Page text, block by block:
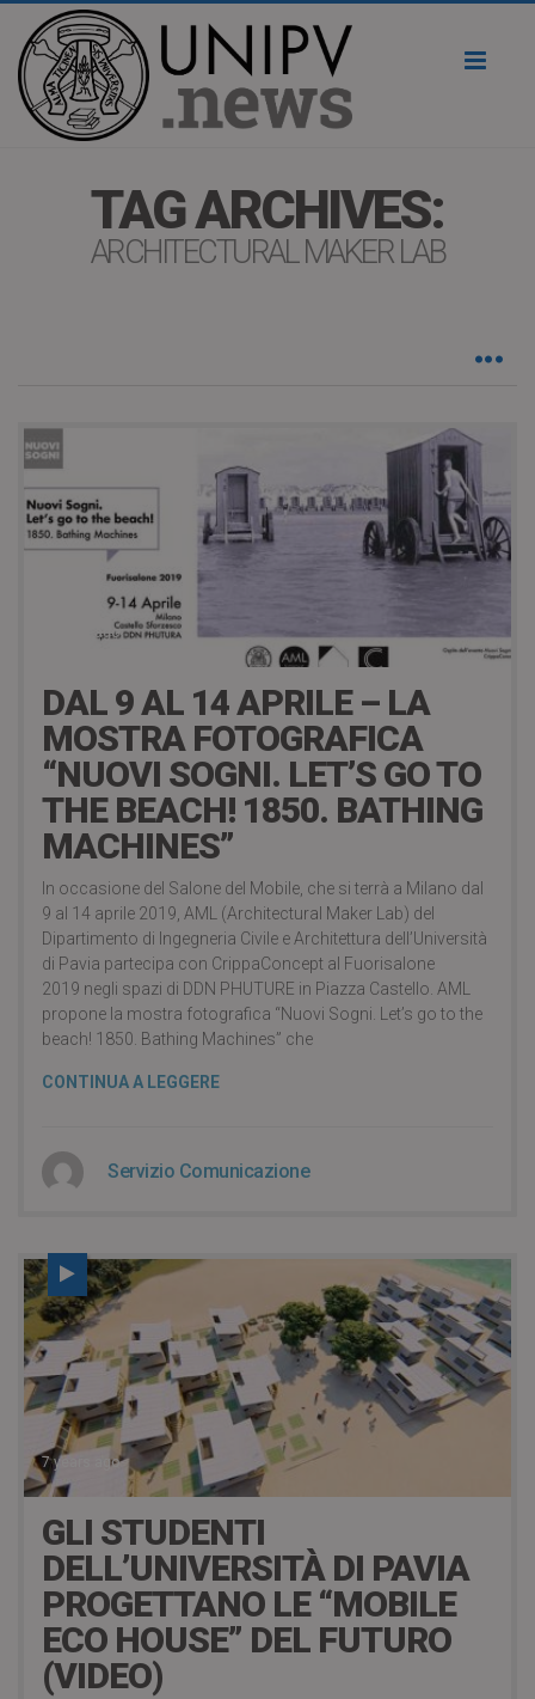
TAG ARCHIVES:
ARCHITECTURAL MAKER LAB
7 years ago
DAL 9 AL 14 APRILE – LA
MOSTRA FOTOGRAFICA
“NUOVI SOGNI. LET’S GO TO
THE BEACH! 1850. BATHING
MACHINES”
In occasione del Salone del Mobile, che si terrà a Milano dal
9 al 14 aprile 2019, AML (Architectural Maker Lab) del
Dipartimento di Ingegneria Civile e Architettura dell’Università
di Pavia partecipa con CrippaConcept al Fuorisalone
2019 negli spazi di DDN PHUTURE in Piazza Castello. AML
propone la mostra fotografica “Nuovi Sogni. Let’s go to the
beach! 1850. Bathing Machines” che
CONTINUA A LEGGERE
Servizio Comunicazione
7 years ago
GLI STUDENTI
DELL’UNIVERSITÀ DI PAVIA
PROGETTANO LE “MOBILE
ECO HOUSE” DEL FUTURO
(VIDEO)